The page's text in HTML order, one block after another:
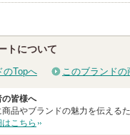
て
い
ま
バ
に
気
に
トについて
のTopへ このブランド
の皆様へ
品やブランドの魅力を伝える
こちら